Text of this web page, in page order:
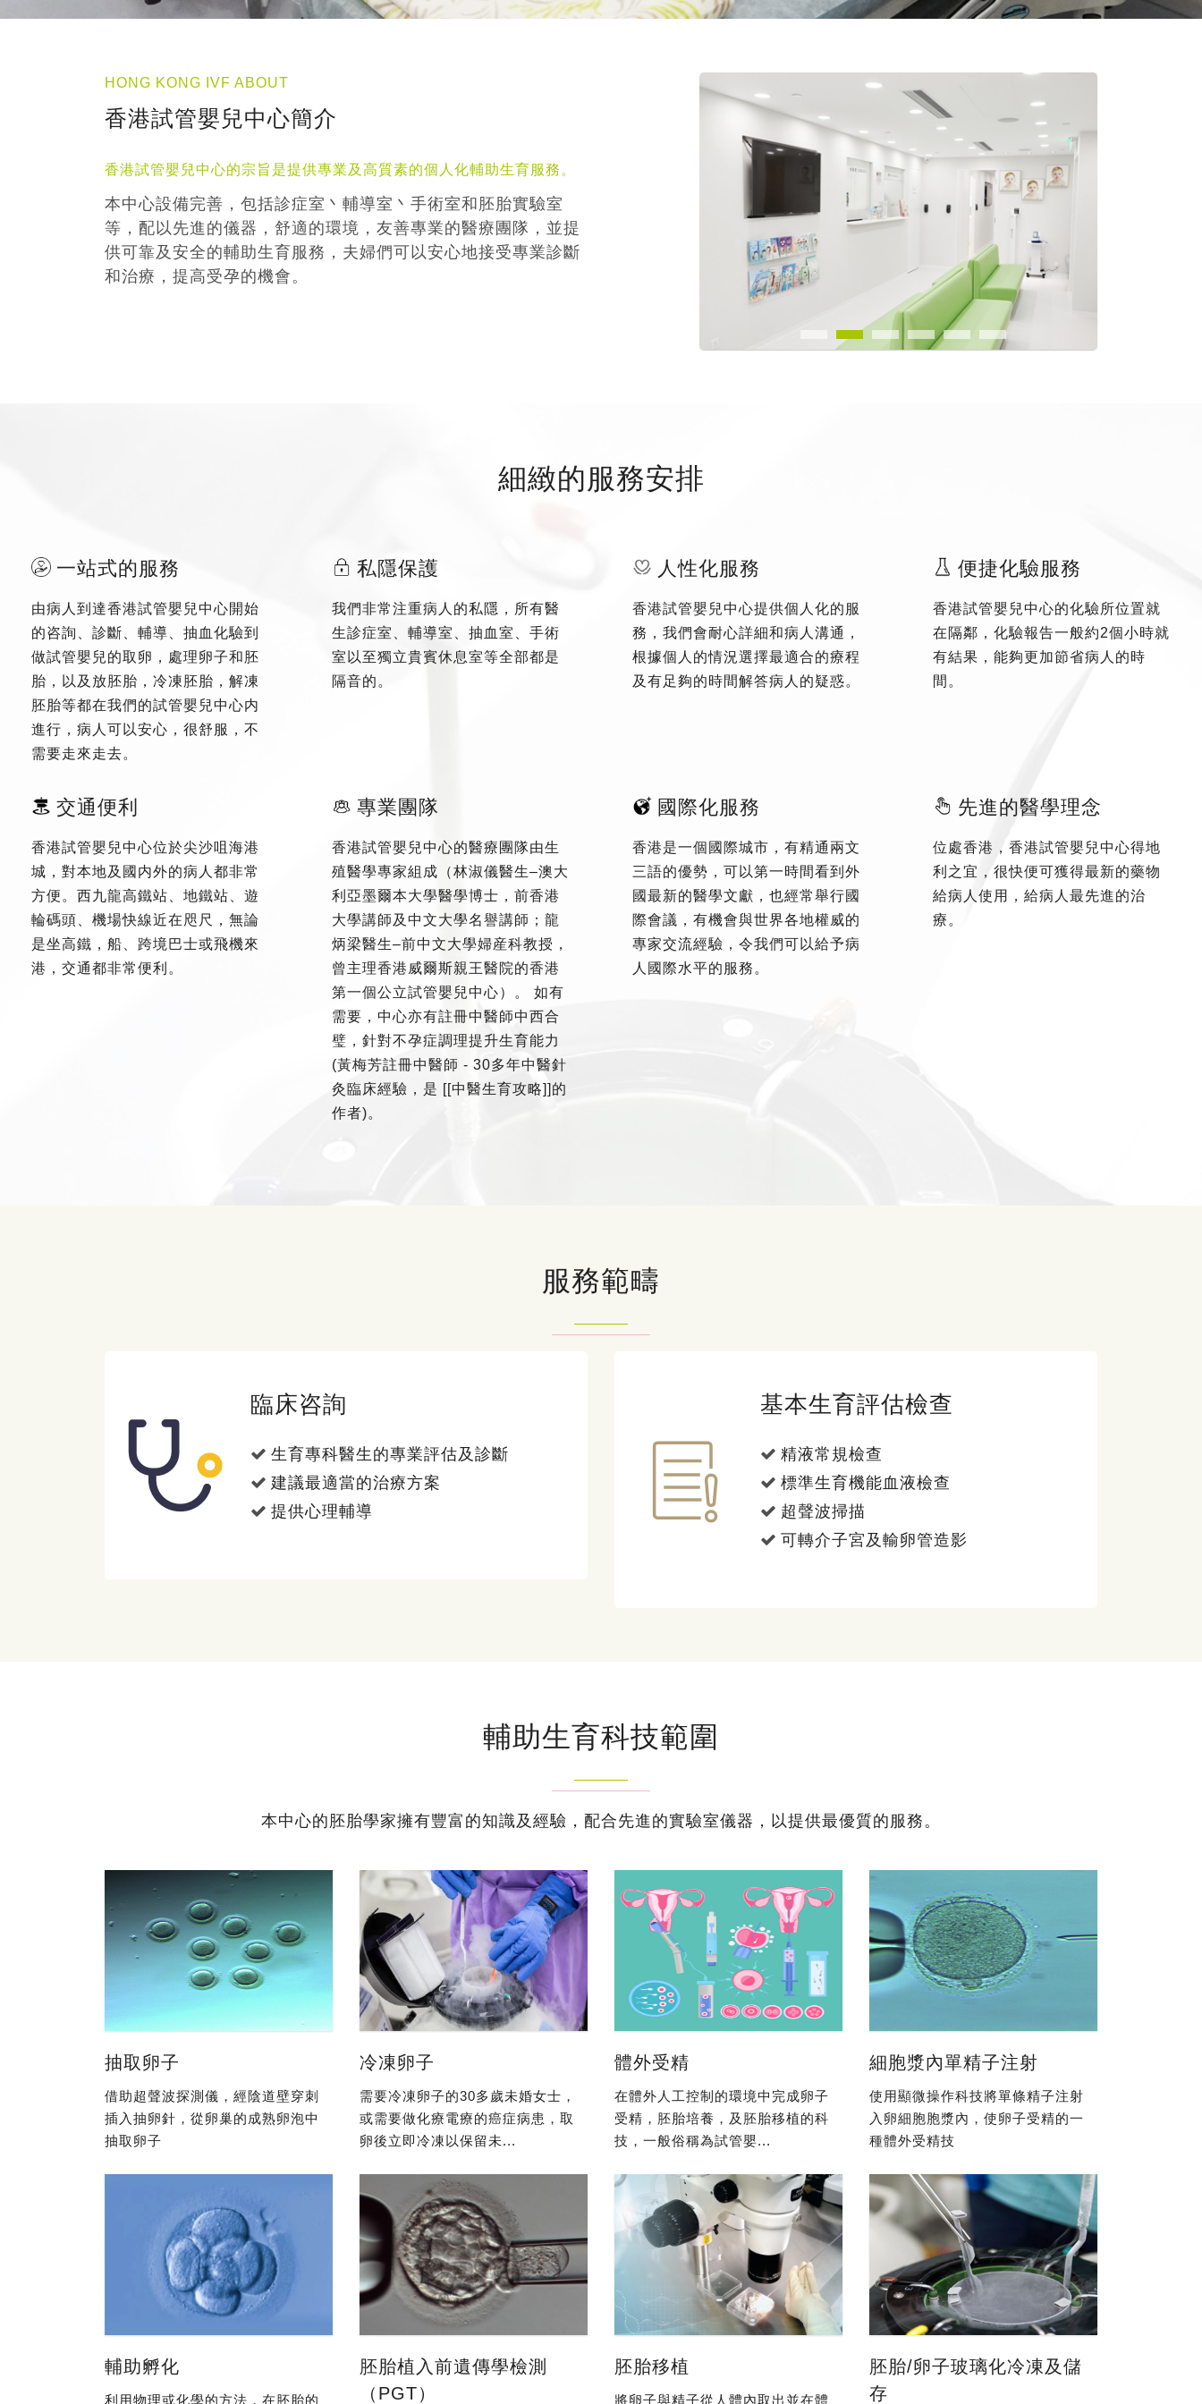
HONG KONG IVF ABOUT
香港試管嬰兒中心簡介
香港試管嬰兒中心的宗旨是提供專業及高質素的個人化輔助生育服務。
本中心設備完善，包括診症室丶輔導室丶手術室和胚胎實驗室
等，配以先進的儀器，舒適的環境，友善專業的醫療團隊，並提
供可靠及安全的輔助生育服務，夫婦們可以安心地接受專業診斷
和治療，提高受孕的機會。
細緻的服務安排
一站式的服務
由病人到達香港試管嬰兒中心開始
的咨詢、診斷、輔導、抽血化驗到
做試管嬰兒的取卵，處理卵子和胚
胎，以及放胚胎，冷凍胚胎，解凍
胚胎等都在我們的試管嬰兒中心内
進行，病人可以安心，很舒服，不
需要走來走去。
私隱保護
我們非常注重病人的私隱，所有醫
生診症室、輔導室、抽血室、手術
室以至獨立貴賓休息室等全部都是
隔音的。
人性化服務
香港試管嬰兒中心提供個人化的服
務，我們會耐心詳細和病人溝通，
根據個人的情況選擇最適合的療程
及有足夠的時間解答病人的疑惑。
便捷化驗服務
香港試管嬰兒中心的化驗所位置就
在隔鄰，化驗報告一般約2個小時就
有結果，能夠更加節省病人的時
間。
交通便利
香港試管嬰兒中心位於尖沙咀海港
城，對本地及國内外的病人都非常
方便。西九龍高鐵站、地鐵站、遊
輪碼頭、機場快線近在咫尺，無論
是坐高鐵，船、跨境巴士或飛機來
港，交通都非常便利。
專業團隊
香港試管嬰兒中心的醫療團隊由生
殖醫學專家組成（林淑儀醫生–澳大
利亞墨爾本大學醫學博士，前香港
大學講師及中文大學名譽講師；龍
炳梁醫生–前中文大學婦産科教授，
曾主理香港威爾斯親王醫院的香港
第一個公立試管嬰兒中心）。 如有
需要，中心亦有註冊中醫師中西合
璧，針對不孕症調理提升生育能力
(黃梅芳註冊中醫師 - 30多年中醫針
灸臨床經驗，是 [[中醫生育攻略]]的
作者)。
國際化服務
香港是一個國際城市，有精通兩文
三語的優勢，可以第一時間看到外
國最新的醫學文獻，也經常舉行國
際會議，有機會與世界各地權威的
專家交流經驗，令我們可以給予病
人國際水平的服務。
先進的醫學理念
位處香港，香港試管嬰兒中心得地
利之宜，很快便可獲得最新的藥物
給病人使用，給病人最先進的治
療。
服務範疇
臨床咨詢
生育專科醫生的專業評估及診斷
建議最適當的治療方案
提供心理輔導
基本生育評估檢查
精液常規檢查
標準生育機能血液檢查
超聲波掃描
可轉介子宮及輸卵管造影
輔助生育科技範圍
本中心的胚胎學家擁有豐富的知識及經驗，配合先進的實驗室儀器，以提供最優質的服務。
抽取卵子
借助超聲波探測儀，經陰道壁穿刺
插入抽卵針，從卵巢的成熟卵泡中
抽取卵子
冷凍卵子
需要冷凍卵子的30多歲未婚女士，
或需要做化療電療的癌症病患，取
卵後立即冷凍以保留未...
體外受精
在體外人工控制的環境中完成卵子
受精，胚胎培養，及胚胎移植的科
技，一般俗稱為試管嬰...
細胞漿內單精子注射
使用顯微操作科技將單條精子注射
入卵細胞胞漿內，使卵子受精的一
種體外受精技
輔助孵化
利用物理或化學的方法，在胚胎的
胚胎植入前遺傳學檢測
（PGT）
胚胎移植
將卵子與精子從人體內取出並在體
胚胎/卵子玻璃化冷凍及儲
存